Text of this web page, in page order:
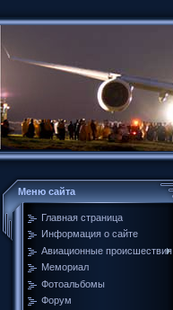
Меню сайта
Главная страница
Информация о сайте
Авиационные происшествия
Мемориал
Фотоальбомы
Форум